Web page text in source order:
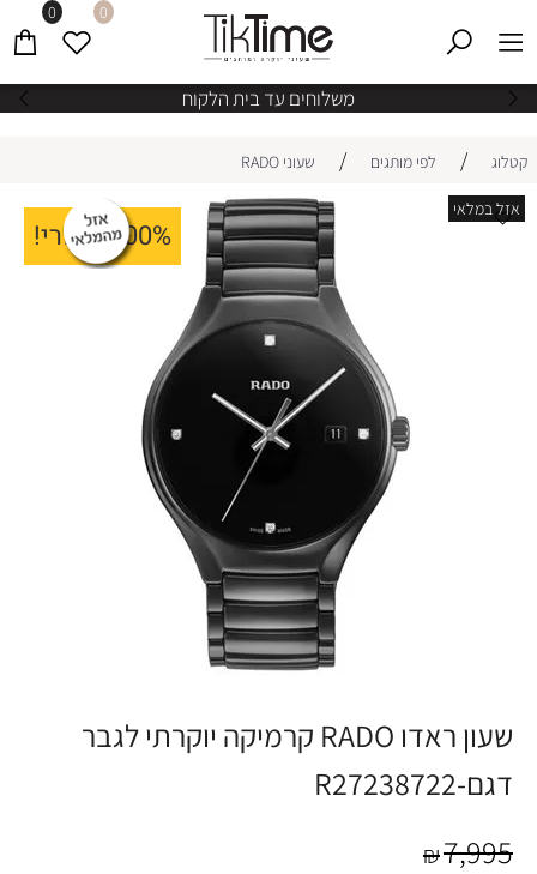
משלוחים עד בית הלקוח
0 0
קטלוג / לפי מותגים / שעוני RADO
100% מקורי!
אזל במלאי
שעון ראדו RADO קרמיקה יוקרתי לגבר
דגם-R27238722
₪7,995